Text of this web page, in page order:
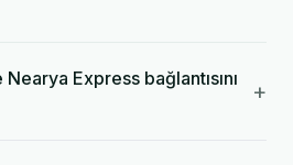
Express bağlantısını
+